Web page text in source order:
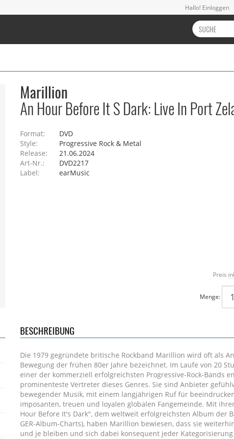
Hallo! Einloggen
Marillion
An Hour Before It S Dark: Live In Port
Format:
DVD
Style:
Progressive Rock & Metal
Release:
21.06.2024
Art-Nr.:
DVD2217
Label:
earMusic
Preis
Menge:
BESCHREIBUNG
Die 1979 gegründete britische Rockband Marillion wird oft als
Bewegung der frühen 80er Jahre bezeichnet. Im Laufe von 20
einer der kommerziell erfolgreichsten Progressive-Rock-Bands
prominenteste Vertreter dieses Genres. Sie sind Anbieter
bewegender Musik, mit einem langjährigen Ruf für
imposanten, treuen und loyalen globalen Fangemeinde. Mit
Hour Before It's Dark", dem weltweit erfolgreichsten Album der
GER-Album-Charts), haben Marillion bewiesen, dass sie
und je bleiben und sich dabei konsequent jeder